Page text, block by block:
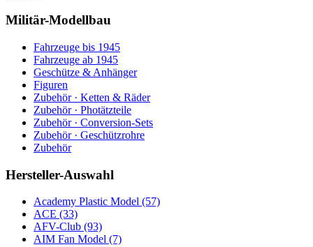
Militär-Modellbau
Fahrzeuge bis 1945
Fahrzeuge ab 1945
Geschütze & Anhänger
Figuren
Zubehör · Ketten & Räder
Zubehör · Photätzteile
Zubehör · Conversion-Sets
Zubehör · Geschützrohre
Zubehör
Hersteller-Auswahl
Academy Plastic Model (57)
ACE (33)
AFV-Club (93)
AIM Fan Model (7)